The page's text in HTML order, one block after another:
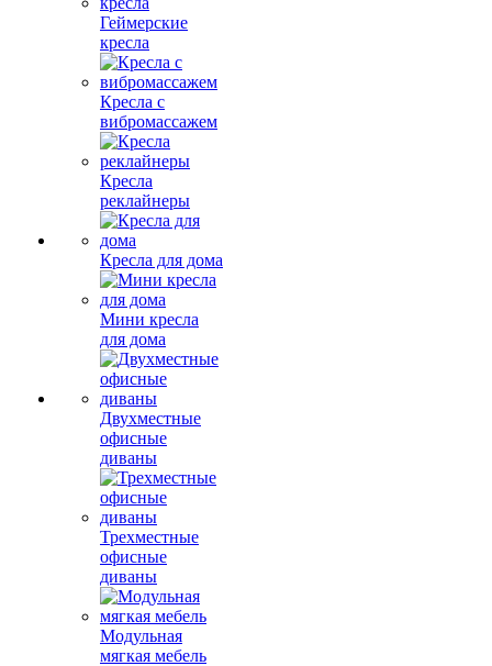
Геймерские
кресла
Кресла с
вибромассажем
Кресла
реклайнеры
Кресла для дома
Мини кресла
для дома
Двухместные
офисные
диваны
Трехместные
офисные
диваны
Модульная
мягкая мебель